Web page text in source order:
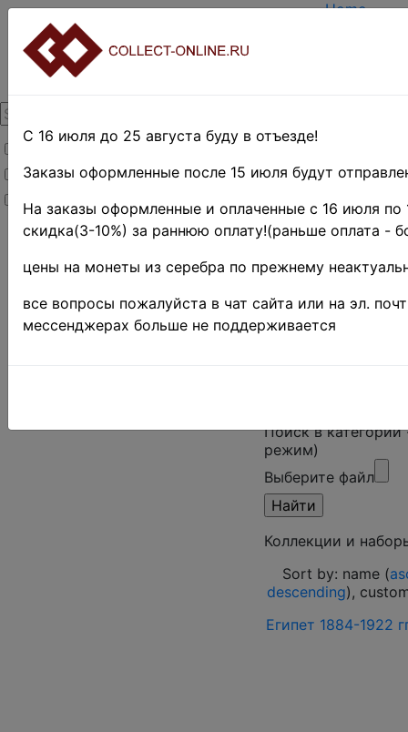
Товары со скидкой
Товары в наличии
Новинки
Home
TERMS
Home»
Africa»
Египет
Коллекции
и наборы
Поиск в
режим)
Выберите файл
Коллекции и
Sort by: name (
descending),
Египет 1884-1922
С 16 июля до 25 августа буду в отъезде!
Заказы оформленные после 15 июля будут
На заказы оформленные и оплаченные с 16 июля по
скидка(3-10%) за раннюю оплату!(раньше оплата -
цены на монеты из серебра по прежнему
все вопросы пожалуйста в чат сайта или на эл.
мессенджерах больше не поддерживается